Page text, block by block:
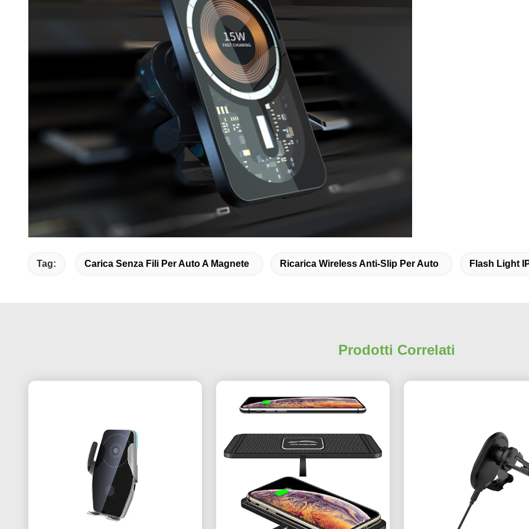
Tag: Carica Senza Fili Per Auto A Magnete Ricarica Wireless Anti-Slip Per Auto Flash Light
Prodotti Correlati